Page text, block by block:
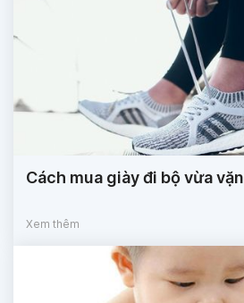
Cách mua giày đi bộ vừa vặn
Xem thêm